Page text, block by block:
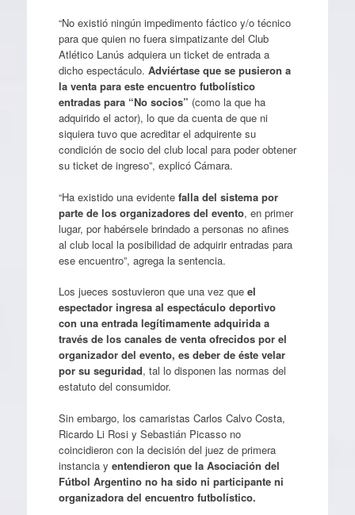
“No existió ningún impedimento fáctico y/o técnico
para que quien no fuera simpatizante del Club
Atlético Lanús adquiera un ticket de entrada a
dicho espectáculo. Adviértase que se pusieron a
la venta para este encuentro futbolístico
entradas para “No socios” (como la que ha
adquirido el actor), lo que da cuenta de que ni
siquiera tuvo que acreditar el adquirente su
condición de socio del club local para poder obtener
su ticket de ingreso”, explicó Cámara.
“Ha existido una evidente falla del sistema por
parte de los organizadores del evento, en primer
lugar, por habérsele brindado a personas no afines
al club local la posibilidad de adquirir entradas para
ese encuentro”, agrega la sentencia.
Los jueces sostuvieron que una vez que el
espectador ingresa al espectáculo deportivo
con una entrada legítimamente adquirida a
través de los canales de venta ofrecidos por el
organizador del evento, es deber de éste velar
por su seguridad, tal lo disponen las normas del
estatuto del consumidor.
Sin embargo, los camaristas Carlos Calvo Costa,
Ricardo Li Rosi y Sebastián Picasso no
coincidieron con la decisión del juez de primera
instancia y entendieron que la Asociación del
Fútbol Argentino no ha sido ni participante ni
organizadora del encuentro futbolístico.